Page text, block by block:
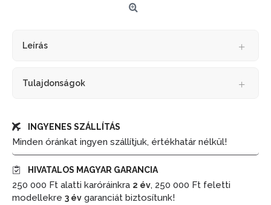
Leírás
Tulajdonságok
INGYENES SZÁLLÍTÁS
Minden óránkat ingyen szállítjuk, értékhatár nélkül!
HIVATALOS MAGYAR GARANCIA
250 000 Ft alatti karóráinkra 2 év, 250 000 Ft feletti
modellekre 3 év garanciát biztosítunk!